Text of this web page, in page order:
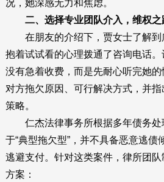
况，她深感无力和焦虑。
二、选择专业团队介入，维权之
在朋友的介绍下，贾女士了解到
抱着试试看的心理拨通了咨询电话
没有急着收费，而是先耐心听完她的
对方拖欠原因、可行解决方式，并
策略。
仁杰法律事务所根据多年债务处
于“典型拖欠型”，并不具备恶意逃债
逃避支付。针对这类案件，律所团
方案：